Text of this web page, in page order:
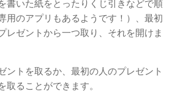
書いた紙をとったりくじ引きなどで順
用のアプリもあるようです！）、最初
レゼントから一つ取り、それを開けま
ントを取るか、最初の人のプレゼント
取ることができます。